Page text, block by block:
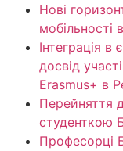
Нові
мобільності
Інтеграція в
досвід
Erasmus+ в
Перейняття
студенткою
Професорці